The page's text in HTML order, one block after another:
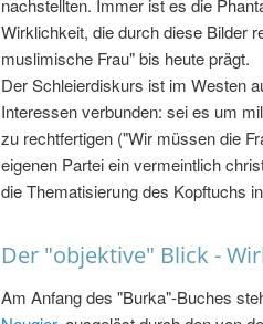
nachstellten. Immer ist es die
Wirklichkeit, die durch diese Bilder
muslimische Frau" bis heute prägt.
Der Schleierdiskurs ist im Westen
Interessen verbunden: sei es um
zu rechtfertigen ("Wir müssen die
eigenen Partei ein vermeintlich
die Thematisierung des Kopftuchs
Der "objektive" Blick -
Am Anfang des "Burka"-Buches